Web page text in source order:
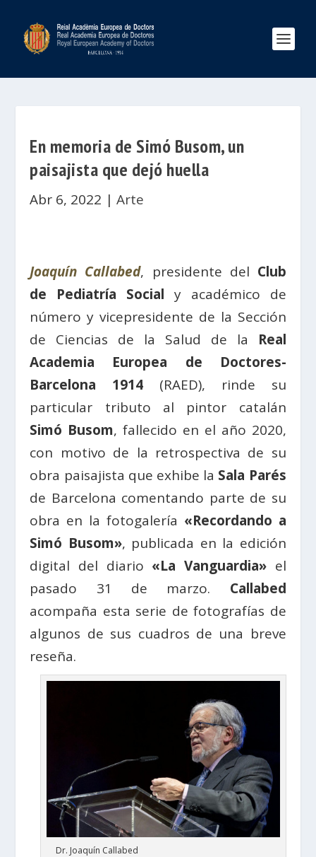
En memoria de Simó Busom, un
paisajista que dejó huella
Abr 6, 2022 |Arte
Joaquín Callabed, presidente del Club
de Pediatría Social y académico de
número y vicepresidente de la Sección
de Ciencias de la Salud de la Real
Academia Europea de Doctores-
Barcelona 1914 (RAED), rinde su
particular tributo al pintor catalán
Simó Busom, fallecido en el año 2020,
con motivo de la retrospectiva de su
obra paisajista que exhibe la Sala Parés
de Barcelona comentando parte de su
obra en la fotogalería «Recordando a
Simó Busom», publicada en la edición
digital del diario «La Vanguardia» el
pasado 31 de marzo. Callabed
acompaña esta serie de fotografías de
algunos de sus cuadros de una breve
reseña.
Dr. Joaquín Callabed